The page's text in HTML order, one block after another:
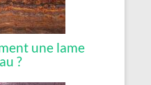
une lame
?